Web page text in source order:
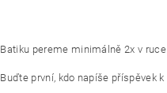
Batiku pereme minimálně 2x v
Buďte první, kdo napíše příspěvek